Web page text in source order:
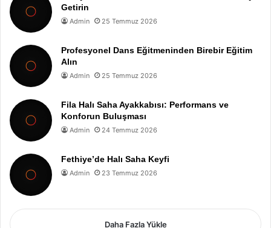
Getirin
Admin 25 Temmuz 2026
Profesyonel Dans Eğitmeninden Birebir Eğitim
Alın
Admin 25 Temmuz 2026
Fila Halı Saha Ayakkabısı: Performans ve
Konforun Buluşması
Admin 24 Temmuz 2026
Fethiye’de Halı Saha Keyfi
Admin 23 Temmuz 2026
Daha Fazla Yükle